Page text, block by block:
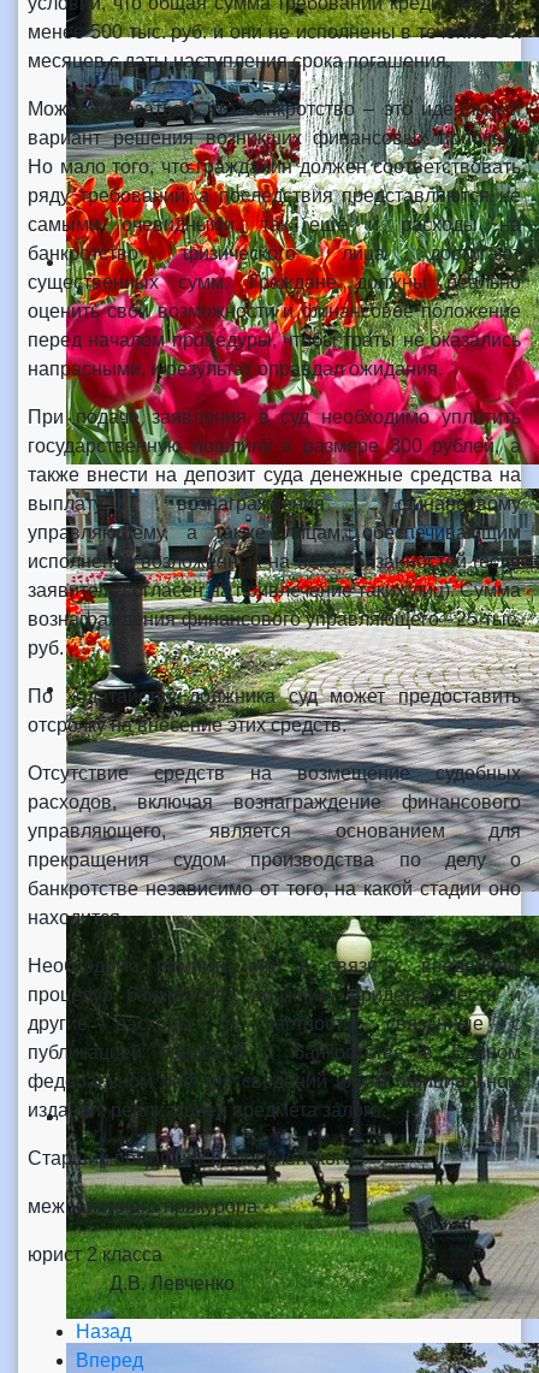
менее 500 тыс. руб. и они не исполнены в течение 3-х
месяцев с даты наступления срока погашения.
Может показаться, что банкротство – это идеальный
вариант решения возникших финансовых проблем.
Но мало того, что гражданин должен соответствовать
ряду требований, а последствия представляются не
самыми очевидными, так ещё и расходы на
банкротство физического лица достигают
существенных сумм. Граждане должны реально
оценить свои возможности и финансовое положение
перед началом процедуры, чтобы траты не оказались
напрасными, и результат оправдал ожидания.
При подаче заявления в суд необходимо уплатить
государственную пошлину в размере 300 рублей, а
также внести на депозит суда денежные средства на
выплату вознаграждения финансовому
управляющему, а также лицам, обеспечивающим
исполнение возложенных на него обязанностей (если
заявитель согласен на привлечение таких лиц). Сумма
вознаграждения финансового управляющего - 25 тыс.
руб.
По ходатайству должника суд может предоставить
отсрочку на внесение этих средств.
Отсутствие средств на возмещение судебных
расходов, включая вознаграждение финансового
управляющего, является основанием для
прекращения судом производства по делу о
банкротстве независимо от того, на какой стадии оно
находится.
Необходимо помнить, что в связи с введением
процедур банкротства должнику придется нести и
другие расходы, в частности, связанные с
публикацией сведений о банкротстве в Едином
федеральном реестре сведений или в официальном
издании, реализацией предмета залога.
Старший помощник Белореченского
межрайонного прокурора
юрист 2 класса
Д.В. Левченко
Назад
Вперед